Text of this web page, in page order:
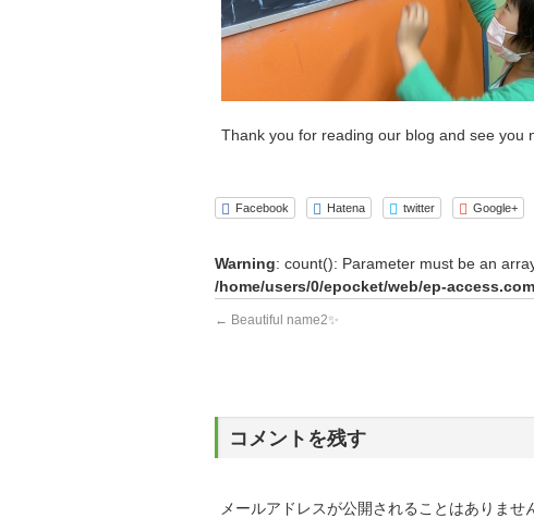
Thank you for reading our blog and see you
Facebook Hatena twitter Google+
Warning: count(): Parameter must be an
/home/users/0/epocket/web/ep-
← Beautiful name2✨
コメントを残す
メールアドレスが公開されることはありませ